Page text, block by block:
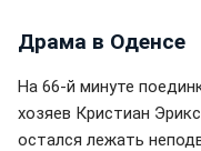
Драма в Оденсе
На 66-й минуте
хозяев Кристиан
остался лежать